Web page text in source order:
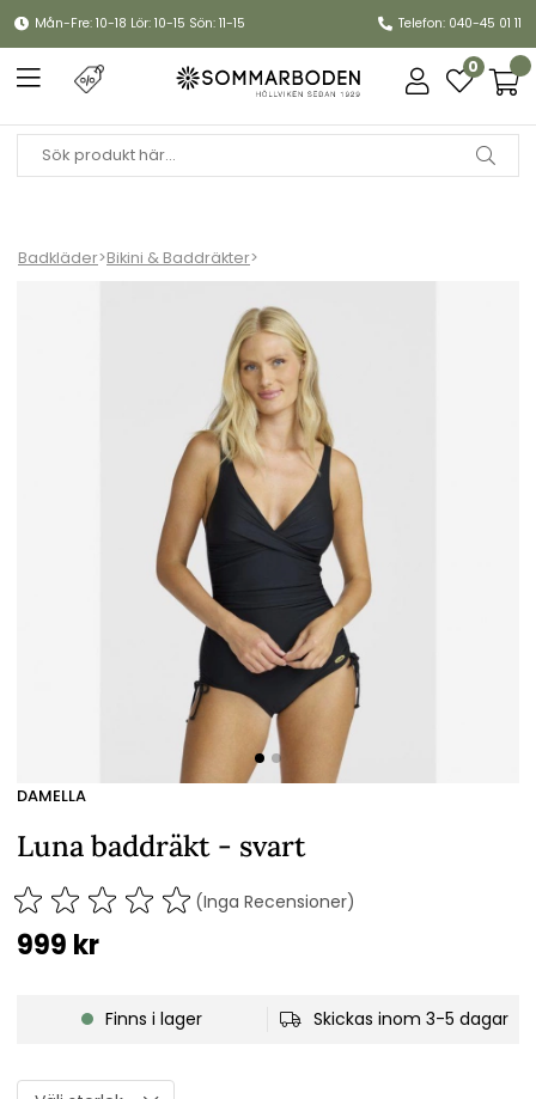
Mån-Fre: 10-18 Lör: 10-15 Sön: 11-15 Telefon: 040-45 01 11
0
Badkläder>Bikini & Baddräkter>
DAMELLA
Luna baddräkt - svart
(Inga Recensioner)
999 kr
Finns i lager Skickas inom 3-5 dagar